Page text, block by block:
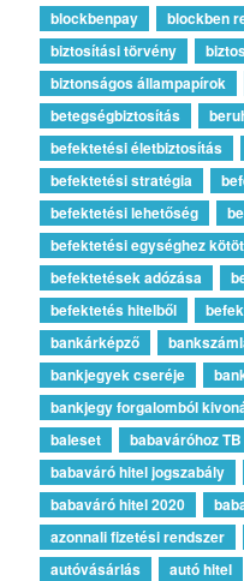
blockbenpay
blockben
biztosítási törvény
biztonságos állampapírok
betegségbiztosítás
befektetési életbiztosítás
befektetési stratégia
befektetési lehetőség
befektetési egységhez
befektetések adózása
befektetés hitelből
bankárképző
bankjegyek cseréje
bankjegy forgalomból
baleset
babaváróhoz
babaváró hitel jogszabály
babaváró hitel 2020
azonnali fizetési rendszer
autóvásárlás
autó hitel